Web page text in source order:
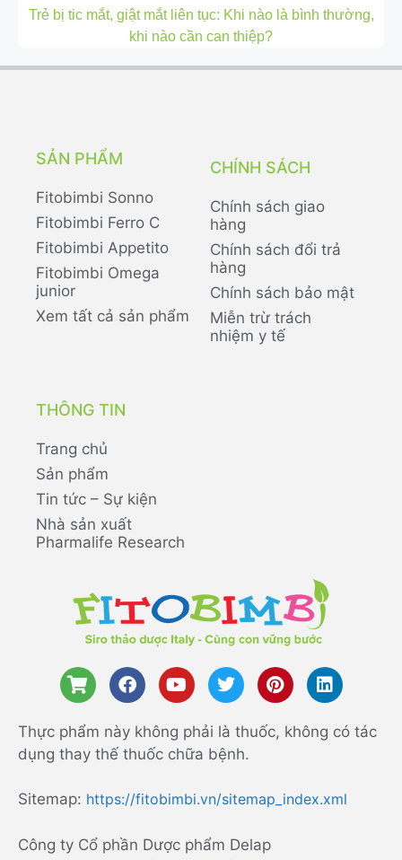
Trẻ bị tic mắt, giật mắt liên tục: Khi nào là bình thường,
khi nào cần can thiệp?
SẢN PHẨM
Fitobimbi Sonno
Fitobimbi Ferro C
Fitobimbi Appetito
Fitobimbi Omega
junior
Xem tất cả sản phẩm
CHÍNH SÁCH
Chính sách giao
hàng
Chính sách đổi trả
hàng
Chính sách bảo mật
Miễn trừ trách
nhiệm y tế
THÔNG TIN
Trang chủ
Sản phẩm
Tin tức – Sự kiện
Nhà sản xuất
Pharmalife Research
Thực phẩm này không phải là thuốc, không có tác
dụng thay thế thuốc chữa bệnh.
Sitemap: https://fitobimbi.vn/sitemap_index.xml
Công ty Cổ phần Dược phẩm Delap